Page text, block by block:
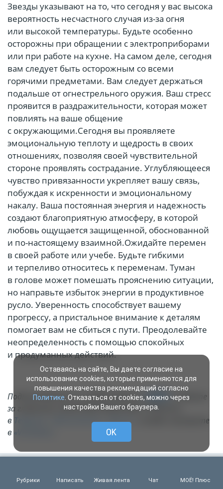
Звезды указывают на то, что сегодня у вас высока
вероятность несчастного случая из-за огня
или высокой температуры. Будьте особенно
осторожны при обращении с электроприборами
или при работе на кухне. На самом деле, сегодня
вам следует быть осторожным со всеми
горячими предметами. Вам следует держаться
подальше от огнестрельного оружия. Ваш стресс
проявится в раздражительности, которая может
повлиять на ваше общение
с окружающими.Сегодня вы проявляете
эмоциональную теплоту и щедрость в своих
отношениях, позволяя своей чувствительной
стороне проявлять сострадание. Углубляющееся
чувство привязанности укрепляет вашу связь,
побуждая к искренности и эмоциональному
накалу. Ваша постоянная энергия и надежность
создают благоприятную атмосферу, в которой
любовь ощущается защищенной, обоснованной
и по-настоящему взаимной.Ожидайте перемен
в своей работе или учебе. Будьте гибкими
и терпеливо относитесь к переменам. Туман
в голове может помешать прояснению ситуации,
но направьте избыток энергии в продуктивное
русло. Уверенность способствует вашему
прогрессу, а пристальное внимание к деталям
помогает вам не сбиться с пути. Преодолевайте
неопределенность с помощью спокойных
и продуманных действий.
Подписывайтесь на «МОЁ! Online» в«МАХ». Cледите
за главными новостями Воронежа и области
в Telegram «ВКонтакте»,«Дзене»
, а видео смотрите
в «VK Видео»
Рубрики Написать Живая лента Чат МОЁ! Плюс
Оставаясь на сайте, Вы даете согласие на
использование cookies, которые применяются для
повышения качества рекомендаций согласно
Политике . Отказаться от cookies, можно через
настройки Вашего браузера.
OK